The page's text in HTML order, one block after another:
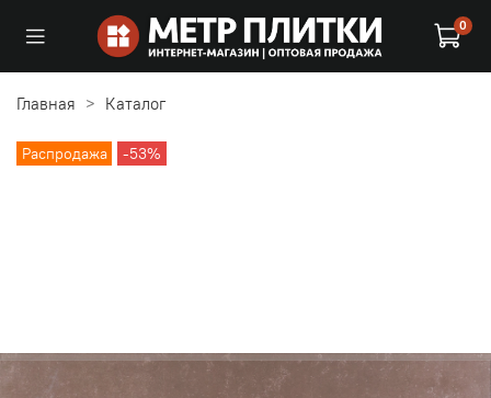
0
Главная Каталог
Распродажа -53%